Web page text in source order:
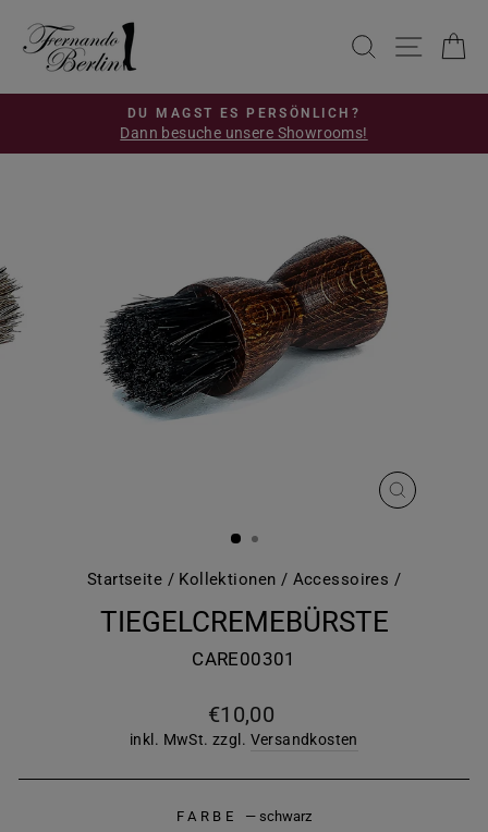
zum
Inhalt
SUCHE
Pause
DU MAGST ES PERSÖNLICH?
Dann besuche unsere Showrooms!
Startseite / Kollektionen / Accessoires /
TIEGELCREMEBÜRSTE
CARE00301
Normaler
Preis
€10,00
inkl. MwSt. zzgl. Versandkosten
FARBE —schwarz